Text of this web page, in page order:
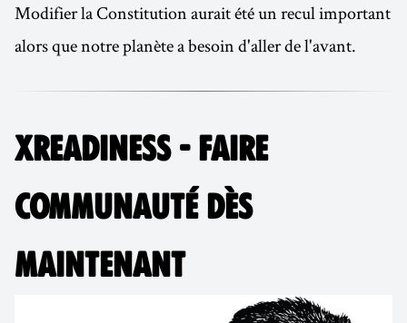
Modifier la Constitution aurait été un recul important
alors que notre planète a besoin d'aller de l'avant.
XREADINESS - FAIRE
COMMUNAUTÉ DÈS
MAINTENANT